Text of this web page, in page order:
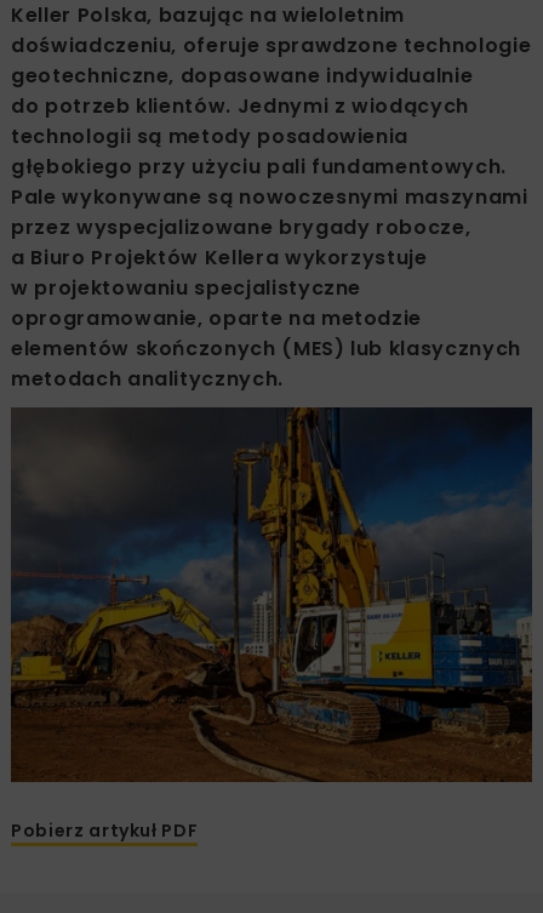
Keller Polska, bazując na wieloletnim
doświadczeniu, oferuje sprawdzone technologie
geotechniczne, dopasowane indywidualnie
do potrzeb klientów. Jednymi z wiodących
technologii są metody posadowienia
głębokiego przy użyciu pali fundamentowych.
Pale wykonywane są nowoczesnymi maszynami
przez wyspecjalizowane brygady robocze,
a Biuro Projektów Kellera wykorzystuje
w projektowaniu specjalistyczne
oprogramowanie, oparte na metodzie
elementów skończonych (MES) lub klasycznych
metodach analitycznych.
Pobierz artykuł PDF